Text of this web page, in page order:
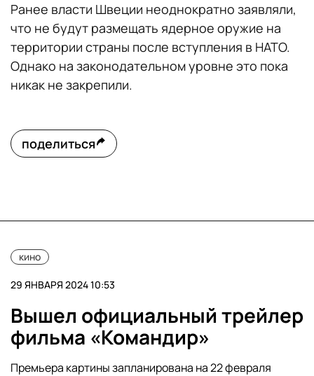
Ранее власти Швеции неоднократно заявляли,
что не будут размещать ядерное оружие на
территории страны после вступления в НАТО.
Однако на законодательном уровне это пока
никак не закрепили.
поделиться
кино
29 ЯНВАРЯ 2024 10:53
Вышел официальный трейлер
фильма «Командир»
Премьера картины запланирована на 22 февраля